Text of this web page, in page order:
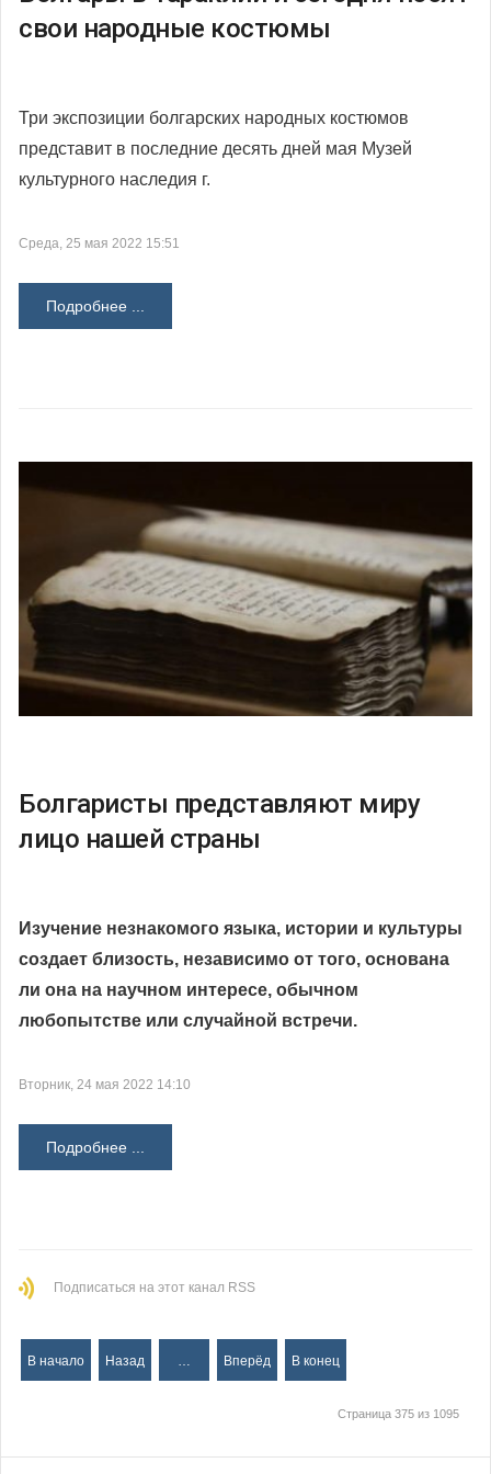
свои народные костюмы
Три экспозиции болгарских народных костюмов
представит в последние десять дней мая Музей
культурного наследия г.
Среда, 25 мая 2022 15:51
Подробнее ...
Болгаристы представляют миру
лицо нашей страны
Изучение незнакомого языка, истории и культуры
создает близость, независимо от того, основана
ли она на научном интересе, обычном
любопытстве или случайной встречи.
Вторник, 24 мая 2022 14:10
Подробнее ...
Подписаться на этот канал RSS
В начало Назад Вперёд В конец
Страница 375 из 1095